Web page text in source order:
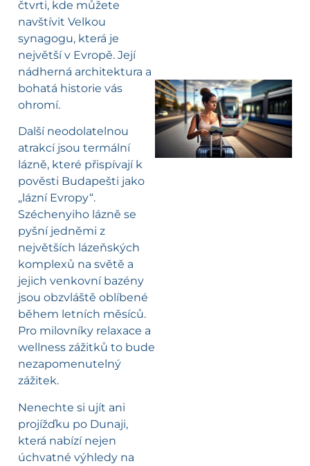
čtvrti, kde můžete
navštívit Velkou
synagogu, která je
největší v Evropě. Její
nádherná architektura a
bohatá historie vás
ohromí.
Další neodolatelnou
atrakcí jsou termální
lázně, které přispívají k
pověsti Budapešti jako
„lázní Evropy“.
Széchenyiho lázně se
pyšní jedněmi z
největších lázeňských
komplexů na světě a
jejich venkovní bazény
jsou obzvláště oblíbené
během letních měsíců.
Pro milovníky relaxace a
wellness zážitků to bude
nezapomenutelný
zážitek.
Nenechte si ujít ani
projížďku po Dunaji,
která nabízí nejen
úchvatné výhledy na